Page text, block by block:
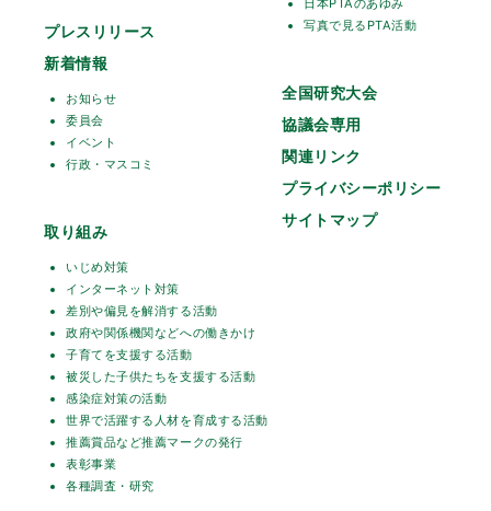
プレスリリース
新着情報
お知らせ
委員会
イベント
行政・マスコミ
取り組み
いじめ対策
インターネット対策
差別や偏見を解消する活動
政府や関係機関などへの働きかけ
子育てを支援する活動
被災した子供たちを支援する活動
感染症対策の活動
世界で活躍する人材を育成する活動
推薦賞品など推薦マークの発行
表彰事業
各種調査・研究
日本PTAのあゆみ
写真で見るPTA活動
全国研究大会
協議会専用
関連リンク
プライバシーポリシー
サイトマップ